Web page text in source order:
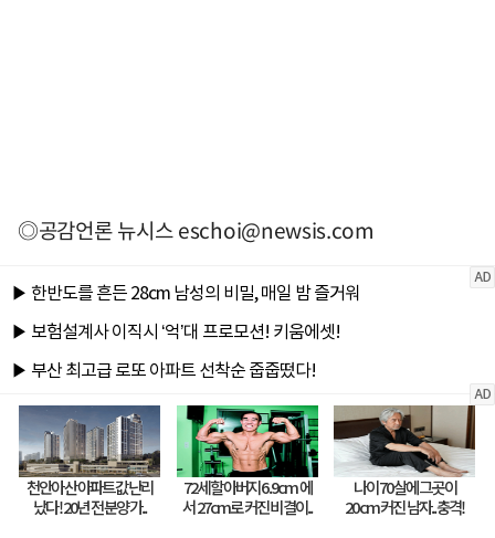
◎공감언론 뉴시스eschoi@newsis.com